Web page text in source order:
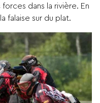
dans la rivière. En
falaise sur du plat.